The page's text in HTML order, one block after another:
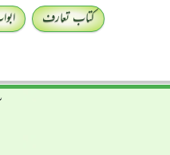
کتاب تعارف